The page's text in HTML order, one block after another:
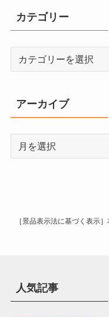
カテゴリー
リ
ー
アーカイブ
［景品表示法に基づく表示
人気記事